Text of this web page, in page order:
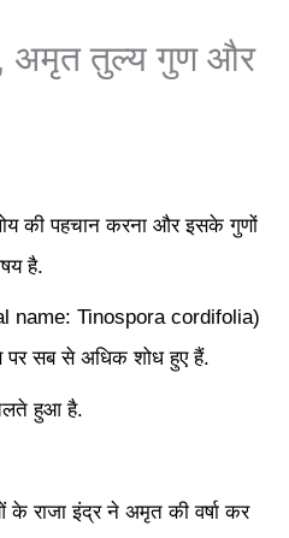
अमृत तुल्य गुण और
की पहचान करना और इसके गुणों
है.
name: Tinospora cordifolia)
पर सब से अधिक शोध हुए हैं.
हुआ है.
के राजा इंद्र ने अमृत की वर्षा कर